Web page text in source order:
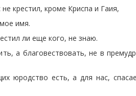
крестил, кроме Криспа и Гаия,
имя.
ли еще кого, не знаю.
а благовествовать, не в
юродство есть, а для нас,